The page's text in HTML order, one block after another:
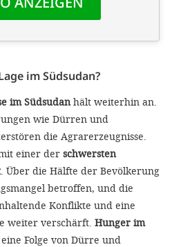
im Südsudan?
im Südsudanhält weiterhin an.
wie Dürren und
die Agrarerzeugnisse.
einer der schwersten
. Über die Hälfte der Bevölkerung
betroffen, und die
Konflikte und eine
weiter verschärft. Hunger im
Folge von Dürre und